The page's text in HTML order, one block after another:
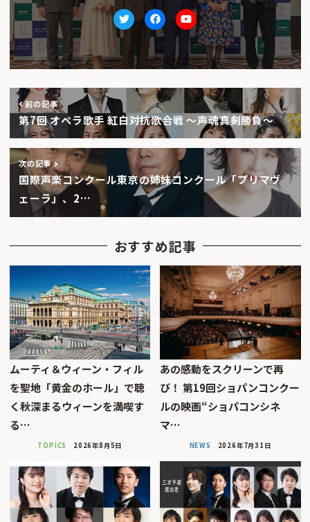
TwitterfacebookYoutube
前の記事
第7回 オペラ歌手 紅白対抗歌合戦 〜声魂真剣勝負〜
次の記事
国際声楽コンクール東京の姉妹コンクール「プリマヴ
ェーラ」、2…
おすすめ記事
ムーティ＆ウィーン・フィル
を聖地「黄金のホール」で聴
く秋深まるウィーンを満喫す
る…
TOPICS 2026年8月5日
あの感動をスクリーンで再
び！ 第19回ショパンコンクー
ルの映画“ショパコンシネ
マ…
NEWS 2026年7月31日